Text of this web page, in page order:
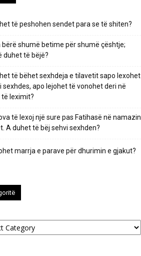
të peshohen sendet para se të shiten?
bërë shumë betime për shumë çështje;
duhet të bëjë?
të bëhet sexhdeja e tilavetit sapo lexohet
sexhdes, apo lejohet të vonohet deri në
leximit?
të lexoj një sure pas Fatihasë në namazin
A duhet të bëj sehvi sexhden?
marrja e parave për dhurimin e gjakut?